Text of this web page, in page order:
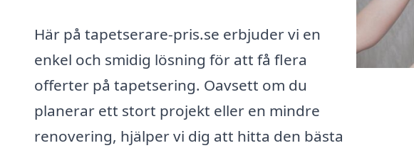
Här på tapetserare-pris.se erbjuder vi en
enkel och smidig lösning för att få flera
offerter på tapetsering. Oavsett om du
planerar ett stort projekt eller en mindre
renovering, hjälper vi dig att hitta den bästa